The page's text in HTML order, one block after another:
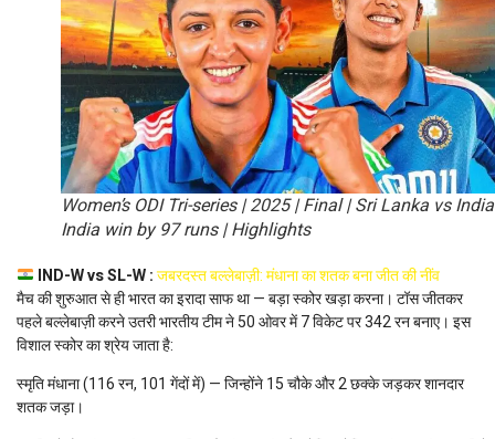
Women’s ODI Tri-series | 2025 | Final | Sri Lanka vs
India win by 97 runs | Highlights
IND-W vs SL-W :जबरदस्त बल्लेबाज़ी: मंधाना का शतक बना जीत की नींव
मैच की शुरुआत से ही भारत का इरादा साफ था — बड़ा स्कोर खड़ा करना। टॉस जीतकर
पहले बल्लेबाज़ी करने उतरी भारतीय टीम ने 50 ओवर में 7 विकेट पर 342 रन बनाए। इस
विशाल स्कोर का श्रेय जाता है:
स्मृति मंधाना (116 रन, 101 गेंदों में) — जिन्होंने 15 चौके और 2 छक्के जड़कर शानदार
शतक जड़ा।